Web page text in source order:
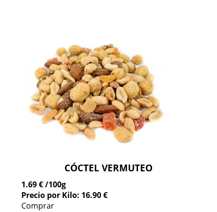
CÓCTEL VERMUTEO
1.69 €/100g
Precio por Kilo: 16.90 €
Comprar